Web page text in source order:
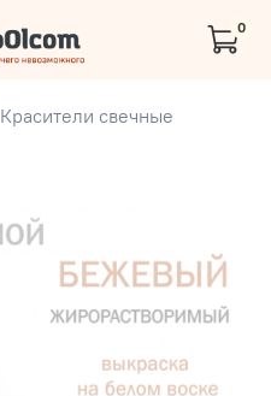
0
Красители свечные